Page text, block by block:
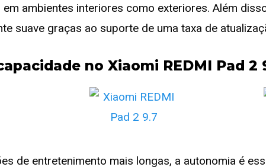
ambientes interiores como exteriores. Além
suave graças ao suporte de uma taxa de
no Xiaomi REDMI Pad 2
de entretenimento mais longas, a autonomia é